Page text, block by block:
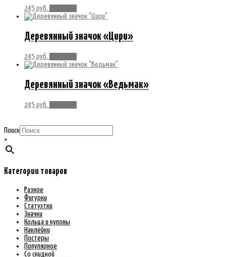
245 руб.
Деревянный значок «Цири»
245 руб.
Деревянный значок «Ведьмак»
245 руб.
Поиск
×
Категории товаров
Разное
Фигурки
Статуэтки
Значки
Кольца и кулоны
Наклейки
Постеры
Популярное
Со скидкой